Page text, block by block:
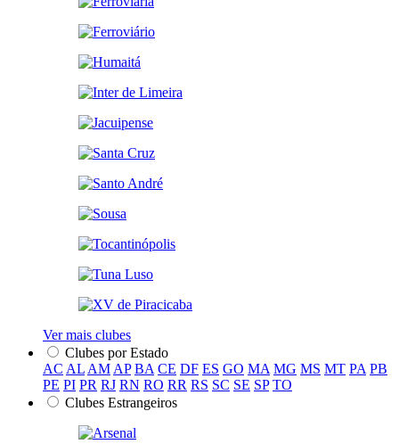
Ver mais clubes
Clubes por Estado
AC AL AM AP BA CE DF ES GO MA MG MS MT PA PB
PE PI PR RJ RN RO RR RS SC SE SP TO
Clubes Estrangeiros